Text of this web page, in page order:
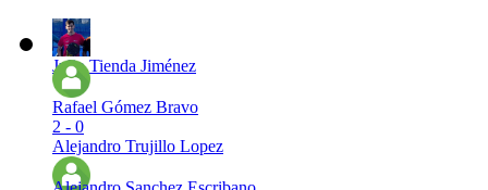
Julio Tienda Jiménez
Rafael Gómez Bravo
2 - 0
Alejandro Trujillo Lopez